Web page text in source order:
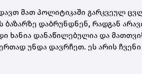
მათ პოლიტიკაში გარკვეულ
ბაზარზე დაბრუნდნენ, რადგან
ხანია დანაწილებულია და
უნდა დავრჩეთ. ეს არის